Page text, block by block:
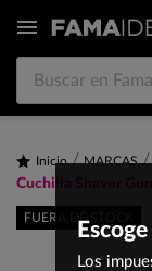

FUERA DE STOCK
Inicio MARCAS
Cuchilla Shaver
Los